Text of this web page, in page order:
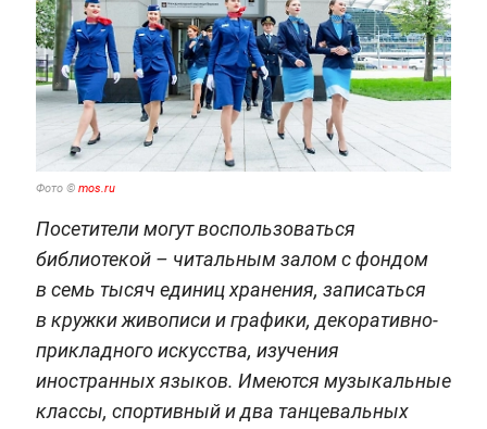
Фото © mos.ru
Посетители могут воспользоваться
библиотекой – читальным залом с фондом
в семь тысяч единиц хранения, записаться
в кружки живописи и графики, декоративно-
прикладного искусства, изучения
иностранных языков. Имеются музыкальные
классы, спортивный и два танцевальных